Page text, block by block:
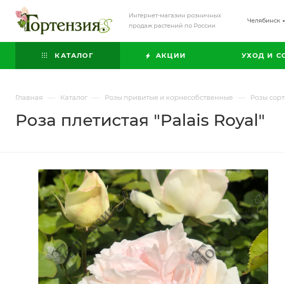
Интернет-магазин розничных
продаж растений по России
Челябинск
КАТАЛОГ АКЦИИ УХОД И
Главная — Каталог — Розы привитые и корнесобственные — Розы
Роза плетистая "Palais Royal"